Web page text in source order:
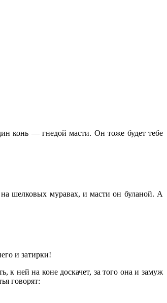
конь — гнедой масти. Он тоже будет тебе
шелковых муравах, и масти он буланой. А
и затирки!
к ней на коне доскачет, за того она и замуж
говорят: